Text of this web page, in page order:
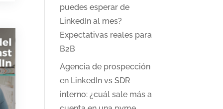
puedes esperar de
LinkedIn al mes?
Expectativas reales para
B2B
Agencia de prospección
en LinkedIn vs SDR
interno: ¿cuál sale más a